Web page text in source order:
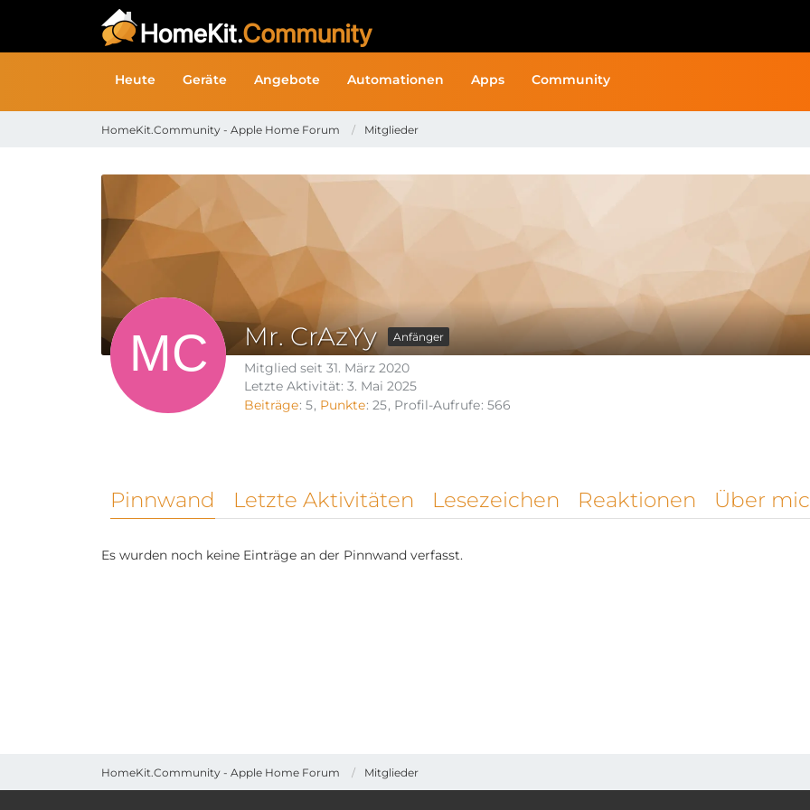
Heute Geräte Angebote Automationen Apps Community
HomeKit.Community - Apple Home Forum Mitglieder
HomeKit.Community - Apple Home Forum Mitglieder
Mr. CrAzYy Anfänger
Mitglied seit 31. März 2020
Letzte Aktivität: 3. Mai 2025
Beiträge 5 Punkte 25 Profil-Aufrufe 566
Pinnwand Letzte Aktivitäten Lesezeichen Reaktionen Über
Es wurden noch keine Einträge an der Pinnwand verfasst.